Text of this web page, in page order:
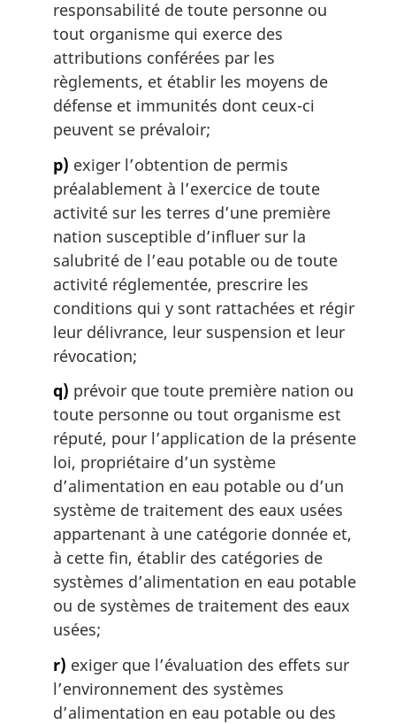
responsabilité de toute personne ou
tout organisme qui exerce des
attributions conférées par les
règlements, et établir les moyens de
défense et immunités dont ceux-ci
peuvent se prévaloir;
p) exiger l’obtention de permis
préalablement à l’exercice de toute
activité sur les terres d’une première
nation susceptible d’influer sur la
salubrité de l’eau potable ou de toute
activité réglementée, prescrire les
conditions qui y sont rattachées et régir
leur délivrance, leur suspension et leur
révocation;
q) prévoir que toute première nation ou
toute personne ou tout organisme est
réputé, pour l’application de la présente
loi, propriétaire d’un système
d’alimentation en eau potable ou d’un
système de traitement des eaux usées
appartenant à une catégorie donnée et,
à cette fin, établir des catégories de
systèmes d’alimentation en eau potable
ou de systèmes de traitement des eaux
usées;
r) exiger que l’évaluation des effets sur
l’environnement des systèmes
d’alimentation en eau potable ou des